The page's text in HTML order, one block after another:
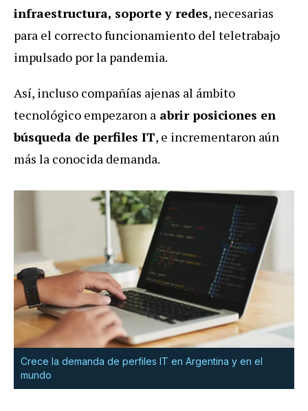
infraestructura, soporte y redes, necesarias
para el correcto funcionamiento del teletrabajo
impulsado por la pandemia.
Así, incluso compañías ajenas al ámbito
tecnológico empezaron a abrir posiciones en
búsqueda de perfiles IT, e incrementaron aún
más la conocida demanda.
Crece la demanda de perfiles IT en Argentina y en el
mundo